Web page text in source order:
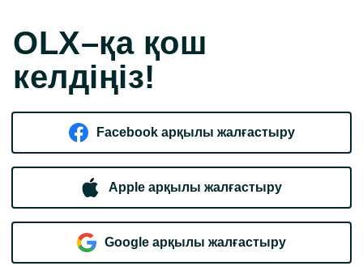
OLX–қа қош
келдіңіз!
Facebook арқылы жалғастыру
Apple арқылы жалғастыру
Google арқылы жалғастыру